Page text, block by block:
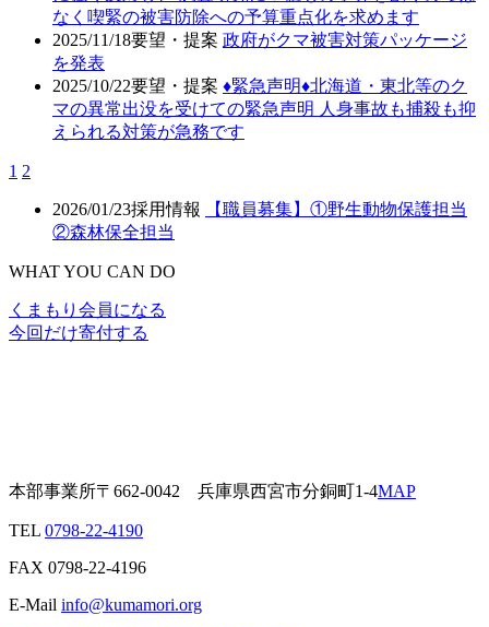
なく喫緊の被害防除への予算重点化を求めます
2025/11/18要望・提案 政府がクマ被害対策パッケージ
を発表
2025/10/22要望・提案 ♦️緊急声明♦️北海道・東北等のク
マの異常出没を受けての緊急声明 人身事故も捕殺も抑
えられる対策が急務です
1 2
2026/01/23採用情報
【職員募集】①野生動物保護担当
②森林保全担当
WHAT YOU CAN DO
くまもり会員になる
今回だけ寄付する
本部事業所〒662-0042 兵庫県西宮市分銅町1-4MAP
TEL 0798-22-4190
FAX 0798-22-4196
E-Mail info@kumamori.org